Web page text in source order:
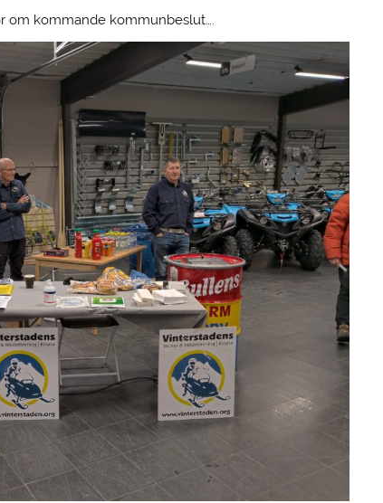
om kommande kommunbeslut….